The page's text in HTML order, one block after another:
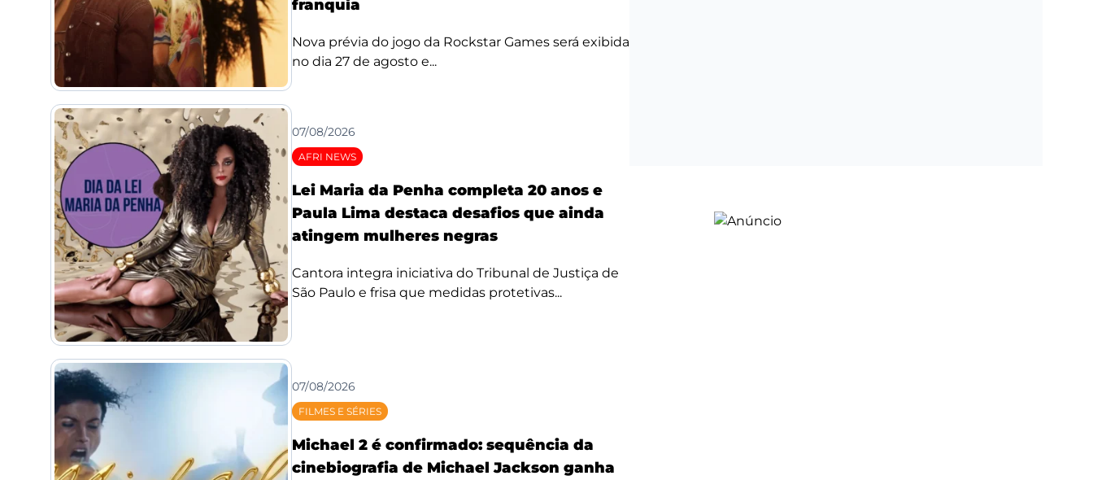
franquia
Nova prévia do jogo da Rockstar Games será exibida
no dia 27 de agosto e...
07/08/2026
AFRI NEWS
Lei Maria da Penha completa 20 anos e
Paula Lima destaca desafios que ainda
atingem mulheres negras
Cantora integra iniciativa do Tribunal de Justiça de
São Paulo e frisa que medidas protetivas...
07/08/2026
FILMES E SÉRIES
Michael 2 é confirmado: sequência da
cinebiografia de Michael Jackson ganha